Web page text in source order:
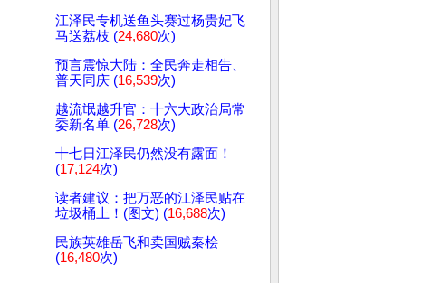
江泽民专机送鱼头赛过杨贵妃飞
马送荔枝 (24,680次)
预言震惊大陆：全民奔走相告、
普天同庆 (16,539次)
越流氓越升官：十六大政治局常
委新名单 (26,728次)
十七日江泽民仍然没有露面！
(17,124次)
读者建议：把万恶的江泽民贴在
垃圾桶上！(图文) (16,688次)
民族英雄岳飞和卖国贼秦桧
(16,480次)